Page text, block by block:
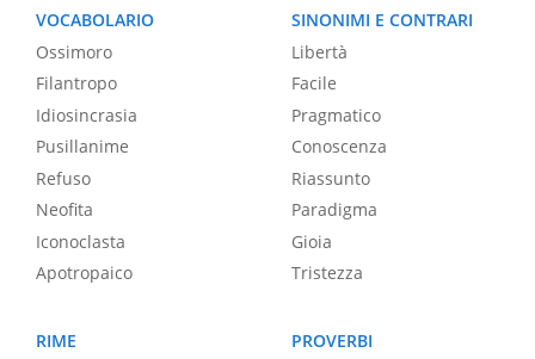
VOCABOLARIO
Ossimoro
Filantropo
Idiosincrasia
Pusillanime
Refuso
Neofita
Iconoclasta
Apotropaico
SINONIMI E CONTRARI
Libertà
Facile
Pragmatico
Conoscenza
Riassunto
Paradigma
Gioia
Tristezza
RIME
PROVERBI